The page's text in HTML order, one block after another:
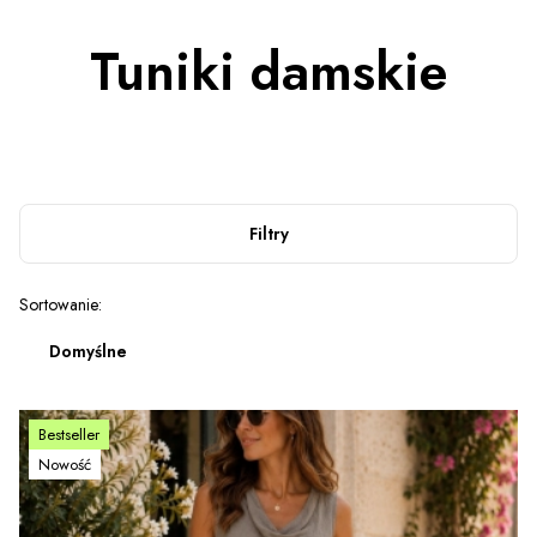
Tuniki damskie
Filtry
Lista produktów
Sortowanie:
Domyślne
Bestseller
Nowość